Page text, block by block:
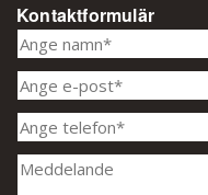
Kontaktformulär